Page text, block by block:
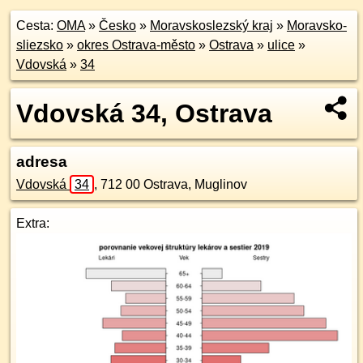
Cesta: OMA» Česko » Moravskoslezský kraj » Moravsko-
sliezsko » okres Ostrava-město » Ostrava » ulice »
Vdovská » 34
Vdovská 34, Ostrava
adresa
Vdovská 34 , 712 00 Ostrava, Muglinov
Extra: